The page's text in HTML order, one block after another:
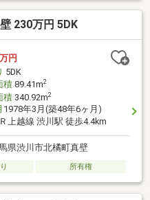
現況を優先致します。）・
な動作を保証するものでは
230万円 5DK
万円
5DK
積89.41m2
積340.92m2
1978年3月(築48年6ヶ月)
Ｒ上越線 渋川駅 徒歩4.4km
県渋川市北橘町真壁
所有権